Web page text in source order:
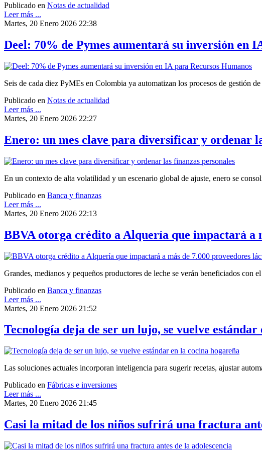
Publicado en Notas de actualidad
Leer más ...
Martes, 20 Enero 2026 22:38
Deel: 70% de Pymes aumentará su inversión en
Seis de cada diez PyMEs en Colombia ya automatizan los procesos de gestión
Publicado en Notas de actualidad
Leer más ...
Martes, 20 Enero 2026 22:27
Enero: un mes clave para diversificar y ordenar
En un contexto de alta volatilidad y un escenario global de ajuste, enero se
Publicado en Banca y finanzas
Leer más ...
Martes, 20 Enero 2026 22:13
BBVA otorga crédito a Alquería que impactará a
Grandes, medianos y pequeños productores de leche se verán beneficiados
Publicado en Banca y finanzas
Leer más ...
Martes, 20 Enero 2026 21:52
Tecnología deja de ser un lujo, se vuelve
Las soluciones actuales incorporan inteligencia para sugerir recetas, ajustar
Publicado en Fábricas e inversiones
Leer más ...
Martes, 20 Enero 2026 21:45
Casi la mitad de los niños sufrirá una fractura